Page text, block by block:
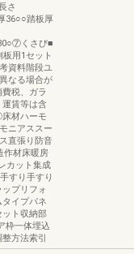
さ
36○○踏板厚
くさび■
用1セット
資料階段ユ
なる場合が
税、ガラ
運賃等は含
材ハーモ
ニアススー
直張り防音
作材床暖房
カット集成
すり手すり
プリフォ
イプパネ
ット収納部
枠一体埋込
方法索引